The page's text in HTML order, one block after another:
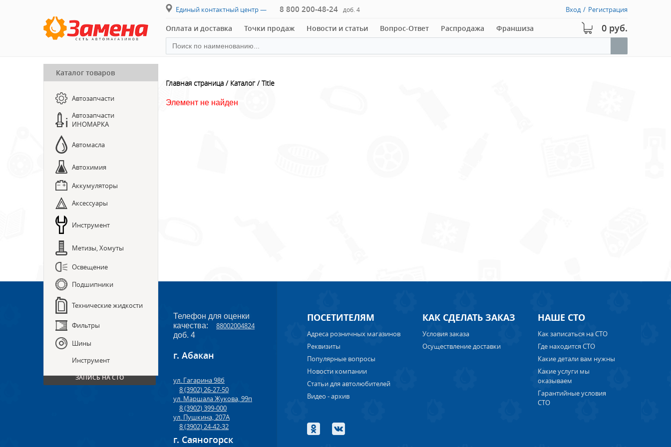
Единый контактный центр — 8 800 200-48-24 доб. 4 Вход / Регистрация
Оплата и доставка Точки продаж Новости и статьи Вопрос-Ответ Распродажа Франшиза 0 руб.
ПРЕДЗАКАЗ ЗАПЧАСТЕЙ
ЗАПИСЬ НА СТО
Каталог товаров
Автозапчасти
Автозапчасти
ИНОМАРКА
Автомасла
Автохимия
Аккумуляторы
Аксессуары
Инструмент
Метизы, Хомуты
Освещение
Подшипники
Технические жидкости
Фильтры
Шины
Инструмент
Главная страница Каталог Title
Элемент не найден
ПРЕДЗАКАЗ ЗАПЧАСТЕЙ
ЗАПИСЬ НА СТО
Телефон для оценки
качества:
88002004824
доб. 4
г. Абакан
ул. Гагарина 98б
8 (3902) 26-27-50
ул. Маршала Жукова, 99п
8 (3902) 399-000
ул. Пушкина, 207А
8 (3902) 24-42-32
г. Саяногорск
ПОСЕТИТЕЛЯМ
Адреса розничных магазинов
Реквизиты
Популярные вопросы
Новости компании
Статьи для автолюбителей
Видео - архив
КАК СДЕЛАТЬ ЗАКАЗ
Условия заказа
Осуществление доставки
НАШЕ СТО
Как записаться на СТО
Где находится СТО
Какие детали вам нужны
Какие услуги мы
оказываем
Гарантийные условия
СТО